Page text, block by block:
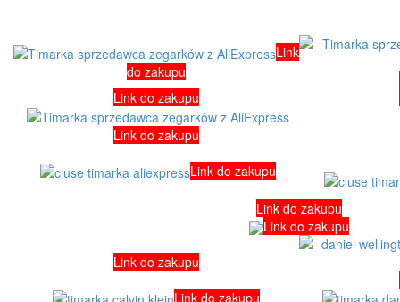
Link
do zakupu
Link do zakupu
Link do zakupu
Link do zakupu
Link do zakupu
Link do zakupu
Link do zakupu
Link do zakupu